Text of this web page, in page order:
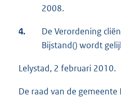
2008.
4.
De Verordening
Bijstand() wordt
Lelystad, 2 februari 2010.
De raad van de gemeente